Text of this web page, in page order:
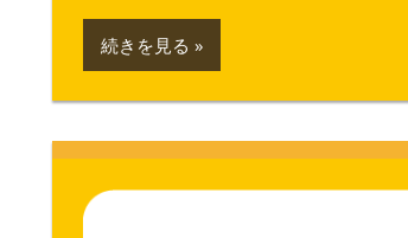
続きを見る